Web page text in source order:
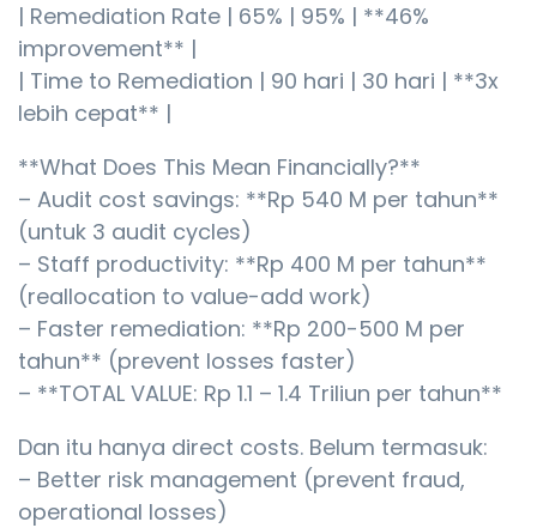
| Remediation Rate | 65% | 95% | **46%
improvement** |
| Time to Remediation | 90 hari | 30 hari | **3x
lebih cepat** |
**What Does This Mean Financially?**
– Audit cost savings: **Rp 540 M per tahun**
(untuk 3 audit cycles)
– Staff productivity: **Rp 400 M per tahun**
(reallocation to value-add work)
– Faster remediation: **Rp 200-500 M per
tahun** (prevent losses faster)
– **TOTAL VALUE: Rp 1.1 – 1.4 Triliun per tahun**
Dan itu hanya direct costs. Belum termasuk:
– Better risk management (prevent fraud,
operational losses)